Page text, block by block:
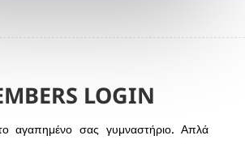
LOGIN
αγαπημένο σας γυμναστήριο. Απλά